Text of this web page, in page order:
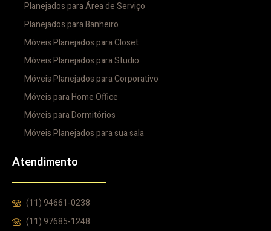
Planejados para Área de Serviço
Planejados para Banheiro
Móveis Planejados para Closet
Móveis Planejados para Studio
Móveis Planejados para Corporativo
Móveis para Home Office
Móveis para Dormitórios
Móveis Planejados para sua sala
Atendimento
(11) 94661-0238
(11) 97685-1248